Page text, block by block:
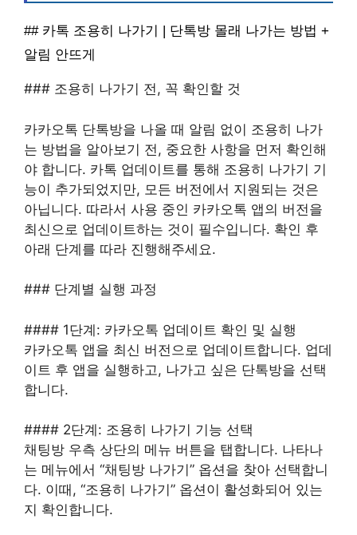
## 카톡 조용히 나가기 | 단톡방 몰래 나가는 방법 +
알림 안뜨게
### 조용히 나가기 전, 꼭 확인할 것
카카오톡 단톡방을 나올 때 알림 없이 조용히 나가
는 방법을 알아보기 전, 중요한 사항을 먼저 확인해
야 합니다. 카톡 업데이트를 통해 조용히 나가기 기
능이 추가되었지만, 모든 버전에서 지원되는 것은
아닙니다. 따라서 사용 중인 카카오톡 앱의 버전을
최신으로 업데이트하는 것이 필수입니다. 확인 후
아래 단계를 따라 진행해주세요.
### 단계별 실행 과정
#### 1단계: 카카오톡 업데이트 확인 및 실행
카카오톡 앱을 최신 버전으로 업데이트합니다. 업데
이트 후 앱을 실행하고, 나가고 싶은 단톡방을 선택
합니다.
#### 2단계: 조용히 나가기 기능 선택
채팅방 우측 상단의 메뉴 버튼을 탭합니다. 나타나
는 메뉴에서 “채팅방 나가기” 옵션을 찾아 선택합니
다. 이때, “조용히 나가기” 옵션이 활성화되어 있는
지 확인합니다.